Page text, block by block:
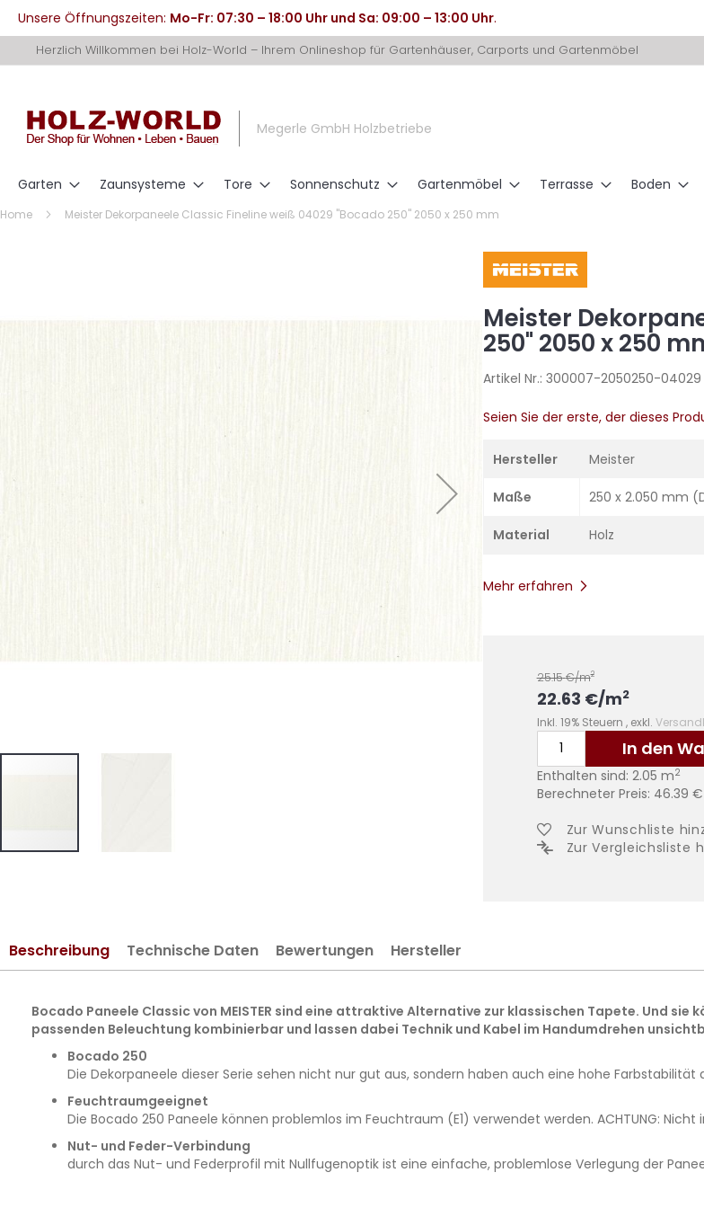
Unsere Öffnungszeiten: Mo-Fr: 07:30 – 18:00 Uhr und Sa: 09:00 – 13:00 Uhr.
zum
Herzlich Willkommen bei Holz-World – Ihrem Onlineshop für Gartenhäuser, Carports und Gartenmöbel
Megerle GmbH Holzbetriebe
Garten Zaunsysteme Tore Sonnenschutz Gartenmöbel Terrasse Boden
Home Meister Dekorpaneele Classic Fineline weiß 04029 "Bocado 250" 2050 x 250 mm
springen
Meister
250" 2050 x 250
Artikel Nr.: 300007-2050250-04029
Seien Sie der erste, der dieses
Hersteller Meister
Maße 250 x 2.050 mm
Material Holz
Mehr erfahren
25.15€/m2
22.63 €/m2
Inkl. 19% Steuern , exkl.
In den
Enthalten sind: 2.05 m2
Berechneter Preis: 46.39 €
Zur Wunschliste
Zur Vergleichsliste
Beschreibung
Bocado Paneele Classic von MEISTER sind eine attraktive Alternative zur klassischen Tapete. Und
passenden Beleuchtung kombinierbar und lassen dabei Technik und Kabel im Handumdrehen
Bocado 250
Die Dekorpaneele dieser Serie sehen nicht nur gut aus, sondern haben auch eine hohe
Feuchtraumgeeignet
Die Bocado 250 Paneele können problemlos im Feuchtraum (E1) verwendet werden. ACHTUNG:
Nut- und Feder-Verbindung
durch das Nut- und Federprofil mit Nullfugenoptik ist eine einfache, problemlose Verlegung der
Technische Daten Bewertungen Hersteller